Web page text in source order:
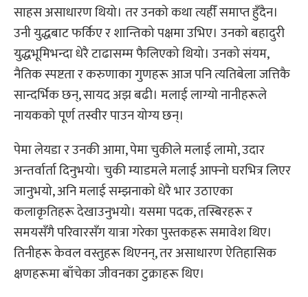
साहस असाधारण थियो। तर उनको कथा त्यहीँ समाप्त हुँदैन।
उनी युद्धबाट फर्किए र शान्तिको पक्षमा उभिए। उनको बहादुरी
युद्धभूमिभन्दा धेरै टाढासम्म फैलिएको थियो। उनको संयम,
नैतिक स्पष्टता र करुणाका गुणहरू आज पनि त्यतिबेला जत्तिकै
सान्दर्भिक छन्, सायद अझ बढी। मलाई लाग्यो नानीहरूले
नायकको पूर्ण तस्वीर पाउन योग्य छन्।
पेमा लेयडा र उनकी आमा, पेमा चुकीले मलाई लामो, उदार
अन्तर्वार्ता दिनुभयो। चुकी म्याडमले मलाई आफ्नो घरभित्र लिएर
जानुभयो, अनि मलाई सम्झनाको धेरै भार उठाएका
कलाकृतिहरू देखाउनुभयो। यसमा पदक, तस्बिरहरू र
समयसँगै परिवारसँग यात्रा गरेका पुस्तकहरू समावेश थिए।
तिनीहरू केवल वस्तुहरू थिएनन्, तर असाधारण ऐतिहासिक
क्षणहरूमा बाँचेका जीवनका टुक्राहरू थिए।